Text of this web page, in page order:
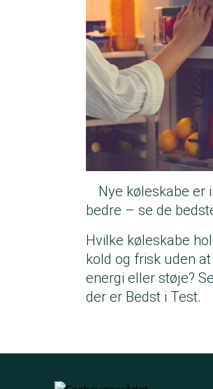
Nye køleskabe er
bedre – se de
Hvilke køleskabe
kold og frisk uden
energi eller støje?
der er Bedst i Test.